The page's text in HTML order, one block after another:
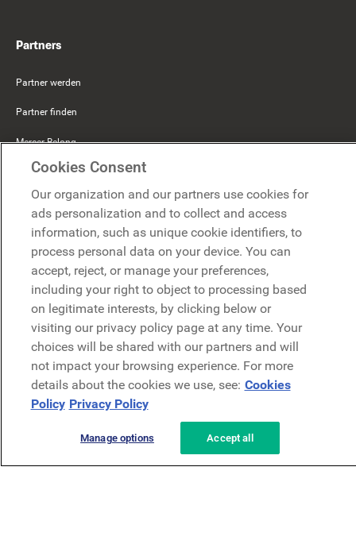
Partners
Partner werden
Partner finden
Mercer Belong
Google
Microsoft
Demo anfragen
Demo anfragen
Kontakt
Kontakt
Cookies Consent
Our organization and our partners use cookies for
ads personalization and to collect and access
information, such as unique cookie identifiers, to
process personal data on your device. You can
accept, reject, or manage your preferences,
including your right to object to processing based
on legitimate interests, by clicking below or
visiting our privacy policy page at any time. Your
choices will be shared with our partners and will
not impact your browsing experience. For more
details about the cookies we use, see: Cookies
Policy Privacy Policy
Manage options Accept all